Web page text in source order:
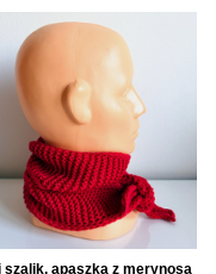
szalik, apaszka z merynosa